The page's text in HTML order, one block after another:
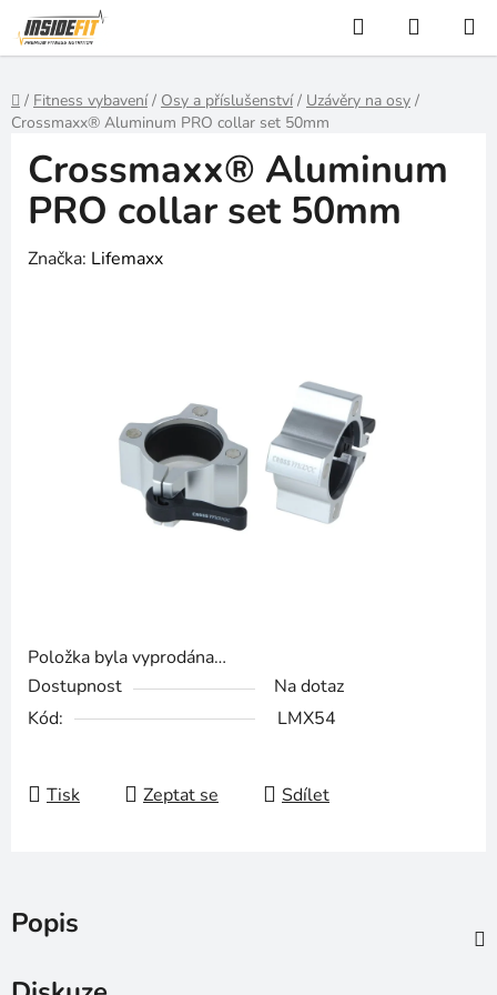
Přejít
na
obsah
Hledat
KOŠÍK
Domů
/ Fitness vybavení / Osy a příslušenství / Uzávěry na osy /
Crossmaxx® Aluminum PRO collar set 50mm
Položka byla vyprodána…
Dostupnost
Na dotaz
Kód:
LMX54
Tisk Zeptat se Sdílet
Crossmaxx® Aluminum
PRO collar set 50mm
Značka: Lifemaxx
Popis